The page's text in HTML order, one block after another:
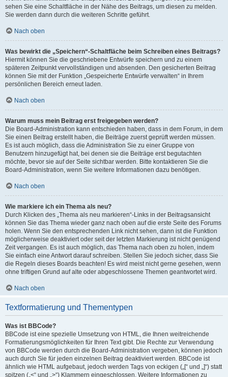
sehen Sie eine Schaltfläche in der Nähe des Beitrags, um diesen zu melden.
Sie werden dann durch die weiteren Schritte geführt.
Nach oben
Was bewirkt die „Speichern“-Schaltfläche beim Schreiben eines Beitrags?
Hiermit können Sie die geschriebene Entwürfe speichern und zu einem
späteren Zeitpunkt vervollständigen und absenden. Den gesicherten Beitrag
können Sie mit der Funktion „Gespeicherte Entwürfe verwalten“ in Ihrem
persönlichen Bereich erneut laden.
Nach oben
Warum muss mein Beitrag erst freigegeben werden?
Die Board-Administration kann entschieden haben, dass in dem Forum, in dem
Sie einen Beitrag erstellt haben, die Beiträge zuerst geprüft werden müssen.
Es ist auch möglich, dass die Administration Sie zu einer Gruppe von
Benutzern hinzugefügt hat, bei denen sie die Beiträge erst begutachten
möchte, bevor sie auf der Seite sichtbar werden. Bitte kontaktieren Sie die
Board-Administration, wenn Sie weitere Informationen dazu benötigen.
Nach oben
Wie markiere ich ein Thema als neu?
Durch Klicken des „Thema als neu markieren“-Links in der Beitragsansicht
können Sie das Thema wieder ganz nach oben auf die erste Seite des Forums
holen. Wenn Sie den entsprechenden Link nicht sehen, dann ist die Funktion
möglicherweise deaktiviert oder seit der letzten Markierung ist nicht genügend
Zeit vergangen. Es ist auch möglich, das Thema nach oben zu holen, indem
Sie einfach eine Antwort darauf schreiben. Stellen Sie jedoch sicher, dass Sie
die Regeln dieses Boards beachten! Es wird meist nicht gerne gesehen, wenn
ohne triftigen Grund auf alte oder abgeschlossene Themen geantwortet wird.
Nach oben
Textformatierung und Thementypen
Was ist BBCode?
BBCode ist eine spezielle Umsetzung von HTML, die Ihnen weitreichende
Formatierungsmöglichkeiten für Ihren Text gibt. Die Rechte zur Verwendung
von BBCode werden durch die Board-Administration vergeben, können jedoch
auch durch Sie für jeden einzelnen Beitrag deaktiviert werden. BBCode ist
ähnlich wie HTML aufgebaut, jedoch werden Tags von eckigen („[“ und „]“) statt
spitzen („<“ und „>“) Klammern eingeschlossen. Weitere Informationen zu